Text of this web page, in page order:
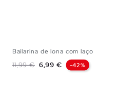
Bailarina de lona com laço
Preço normal
11,99 € Preço
6,99 € -42%